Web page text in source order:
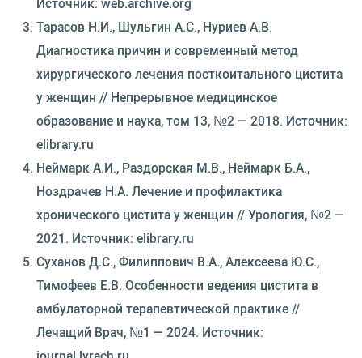
Тарасов Н.И., Шульгин А.С., Нуриев А.В.
Диагностика причин и современный метод
хирургического лечения посткоитального цистита
у женщин // Непрерывное медицинское
образование и наука, том 13, №2 — 2018. Источник:
elibrary.ru
Неймарк А.И., Раздорская М.В., Неймарк Б.А.,
Ноздрачев Н.А. Лечение и профилактика
хронического цистита у женщин // Урология, №2 —
2021. Источник: elibrary.ru
Суханов Д.С., Филиппович В.А., Алексеева Ю.С.,
Тимофеев Е.В. Особенности ведения цистита в
амбулаторной терапевтической практике //
Лечащий Врач, №1 — 2024. Источник: